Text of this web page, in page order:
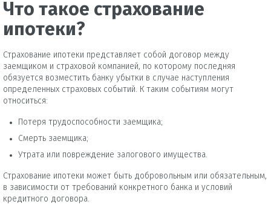
Что такое страхование
ипотеки?
Страхование ипотеки представляет собой договор между
заемщиком и страховой компанией, по которому последняя
обязуется возместить банку убытки в случае наступления
определенных страховых событий. К таким событиям могут
относиться:
Потеря трудоспособности заемщика;
Смерть заемщика;
Утрата или повреждение залогового имущества.
Страхование ипотеки может быть добровольным или обязательным,
в зависимости от требований конкретного банка и условий
кредитного договора.